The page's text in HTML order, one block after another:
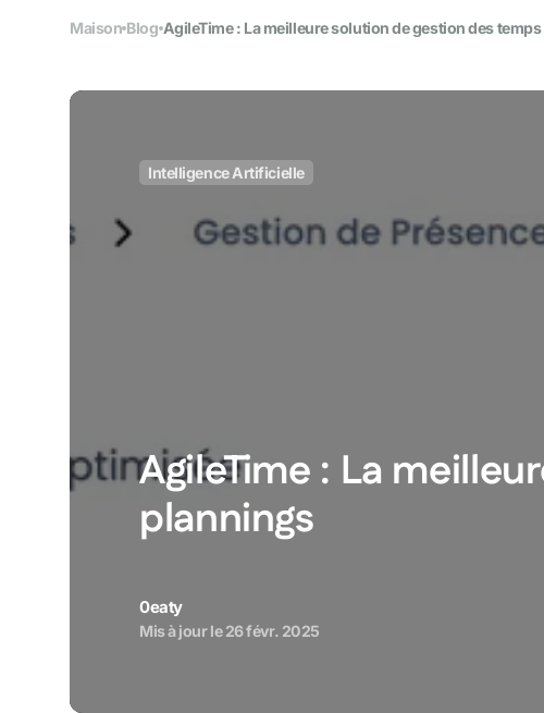
Optimisation et outils
Maison Blog AgileTime : La meilleure solution de gestion des
Intelligence Artificielle
AgileTime : La
plannings
0eaty
Mis à jour le26 févr. 2025